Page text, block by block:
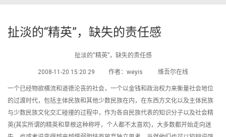
扯淡的“精英”，缺失的责任感
扯淡的“精英”，缺失的责任感
2008-11-20 15:20:29 作者：weyis 维吾尔在线
一个已经物欲横流和道德沦丧的社会，一个以金钱和政治权力来衡量社会地位
的过渡时代，包括主体民族和其他少数民族在内，在东西方文化以及主体民族
与少数民族文化交汇碰撞的过程中，作为各自民族代表的知识分子以及社会精
英(其实所谓的精英和草根这种称呼，个人都不太喜欢)，大多数都开始走向迷